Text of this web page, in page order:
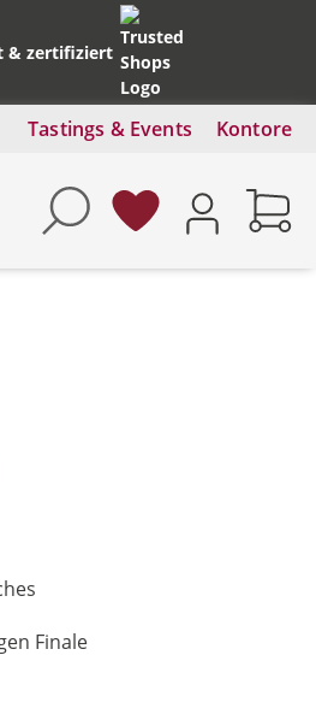
& zertifiziert
Tastings & Events Kontore
Finale